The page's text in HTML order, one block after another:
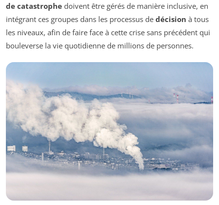
de catastrophe doivent être gérés de manière inclusive, en
intégrant ces groupes dans les processus de décision à tous
les niveaux, afin de faire face à cette crise sans précédent qui
bouleverse la vie quotidienne de millions de personnes.